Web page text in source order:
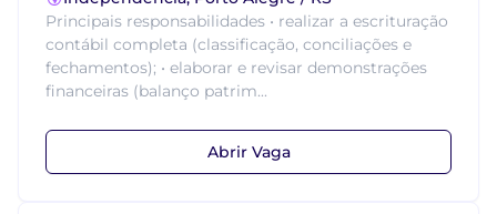
Principais responsabilidades • realizar a escrituração
contábil completa (classificação, conciliações e
fechamentos); • elaborar e revisar demonstrações
financeiras (balanço patrim...
Abrir Vaga